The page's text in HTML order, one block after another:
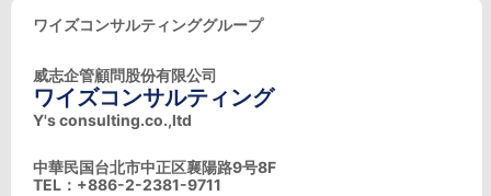
ワイズコンサルティンググループ
威志企管顧問股份有限公司
ワイズコンサルティング
Y's consulting.co.,ltd
中華民国台北市中正区襄陽路9号8F
TEL：+886-2-2381-9711